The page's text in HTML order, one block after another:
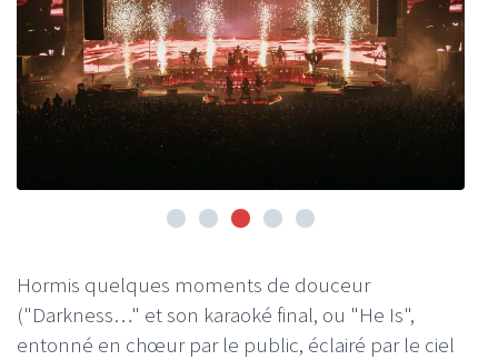
Hormis quelques moments de douceur
("Darkness…" et son karaoké final, ou "He Is",
entonné en chœur par le public, éclairé par le ciel